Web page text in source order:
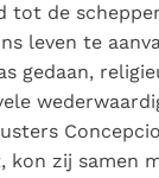
tot de
leven te
gedaan,
kon zij samen